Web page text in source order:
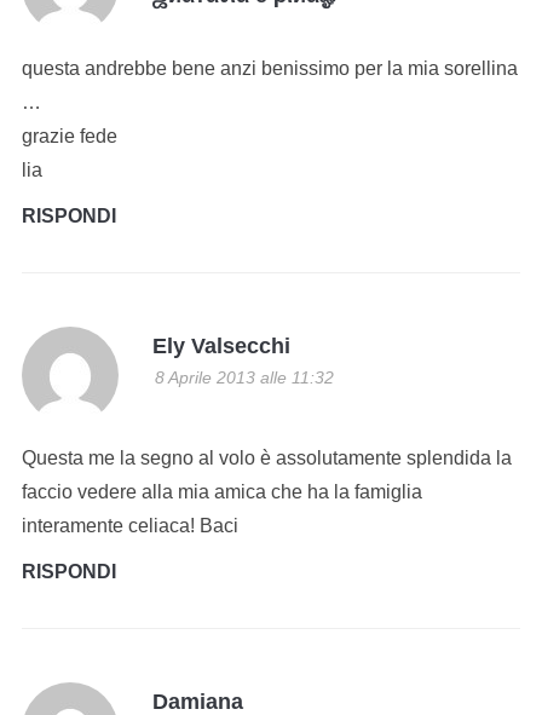
questa andrebbe bene anzi benissimo per la mia sorellina
…
grazie fede
lia
RISPONDI
Ely Valsecchi
8 Aprile 2013 alle 11:32
Questa me la segno al volo è assolutamente splendida la
faccio vedere alla mia amica che ha la famiglia
interamente celiaca! Baci
RISPONDI
Damiana